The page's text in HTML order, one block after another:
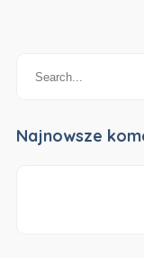
Najnowsze